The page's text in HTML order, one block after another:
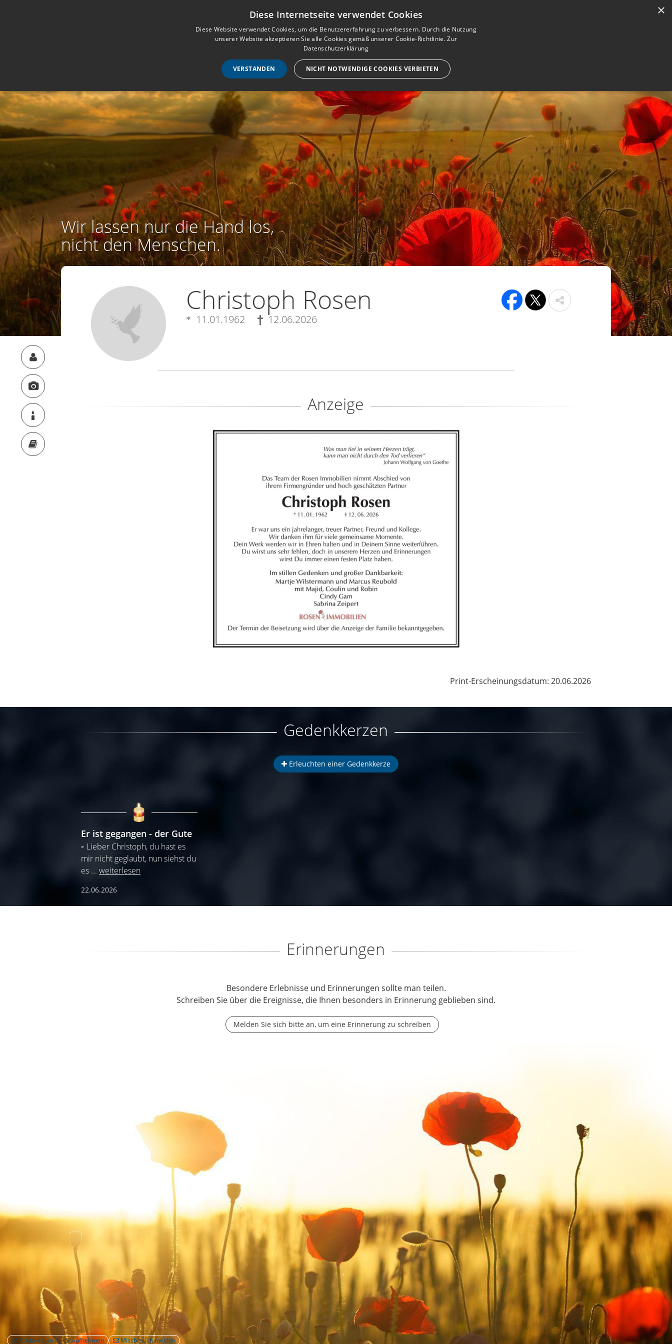
Musterbuch für Traueranzeigen
STARTSEITE HILFE IM TRAUERFALL
Wir lassen nur die Hand los,
nicht den Menschen.
Christoph Rosen
11.01.1962 12.06.2026
Anzeige
Print-Erscheinungsdatum: 20.06.2026
Gedenkkerzen
Erleuchten einer Gedenkkerze
Er ist gegangen - der Gute
Lieber Christoph, du hast es
mir nicht geglaubt, nun siehst du
es ... weiterlesen
22.06.2026
Erinnerungen
Besondere Erlebnisse und Erinnerungen sollte man teilen.
Schreiben Sie über die Ereignisse, die Ihnen besonders in Erinnerung geblieben sind.
Melden Sie sich bitte an, um eine Erinnerung zu schreiben
Kontakt zum Autor aufnehmen Missbrauch melden
×
Diese Internetseite verwendet Cookies
Diese Website verwendet Cookies, um die Benutzererfahrung zu verbessern. Durch die Nutzung
unserer Website akzeptieren Sie alle Cookies gemäß unserer Cookie-Richtlinie.Zur
Datenschutzerklärung
VERSTANDEN NICHT NOTWENDIGE COOKIES VERBIETEN